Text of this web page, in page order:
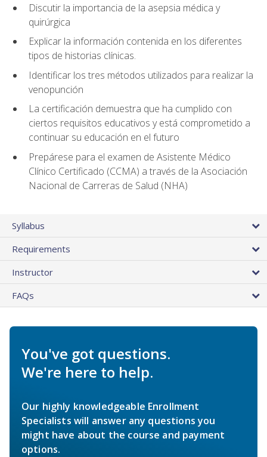
Discutir la importancia de la asepsia médica y
quirúrgica
Explicar la información contenida en los diferentes
tipos de historias clínicas.
Identificar los tres métodos utilizados para realizar la
venopunción
La certificación demuestra que ha cumplido con
ciertos requisitos educativos y está comprometido a
continuar su educación en el futuro
Prepárese para el examen de Asistente Médico
Clínico Certificado (CCMA) a través de la Asociación
Nacional de Carreras de Salud (NHA)
Syllabus
Requirements
Instructor
FAQs
You've got questions.
We're here to help.
Our highly knowledgeable Enrollment
Specialists will answer any questions you
might have about the course and payment
options.